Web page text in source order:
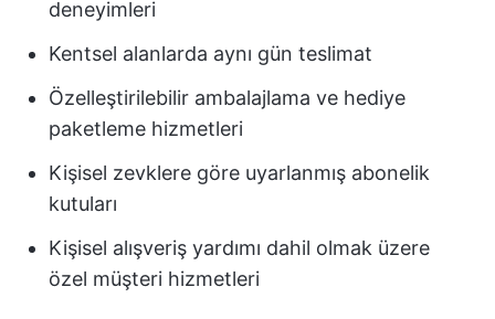
deneyimleri
Kentsel alanlarda aynı gün teslimat
Özelleştirilebilir ambalajlama ve hediye
paketleme hizmetleri
Kişisel zevklere göre uyarlanmış abonelik
kutuları
Kişisel alışveriş yardımı dahil olmak üzere
özel müşteri hizmetleri